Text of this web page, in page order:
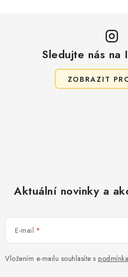
Sledujte nás na
ZOBRAZIT
Aktuální novinky a
E-mail
Vložením e-mailu souhlasíte s